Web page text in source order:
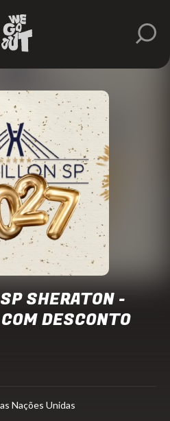
reveillonsp/
SHERATON -
DESCONTO
Nações Unidas